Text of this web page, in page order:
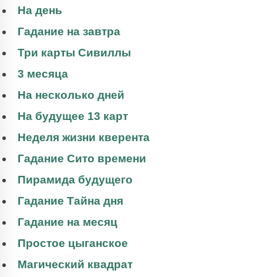
На день
Гадание на завтра
Три карты Сивиллы
3 месяца
На несколько дней
На будущее 13 карт
Неделя жизни кверента
Гадание Сито времени
Пирамида будущего
Гадание Тайна дня
Гадание на месяц
Простое цыганское
Магический квадрат